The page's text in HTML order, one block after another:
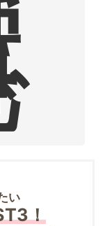
い
！